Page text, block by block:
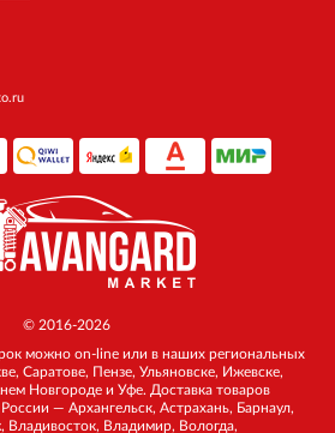
© 2016-2026
можно on-line или в наших региональных
Саратове, Пензе, Ульяновске, Ижевске,
Новгороде и Уфе. Доставка товаров
— Архангельск, Астрахань, Барнаул,
Владивосток, Владимир, Вологда,